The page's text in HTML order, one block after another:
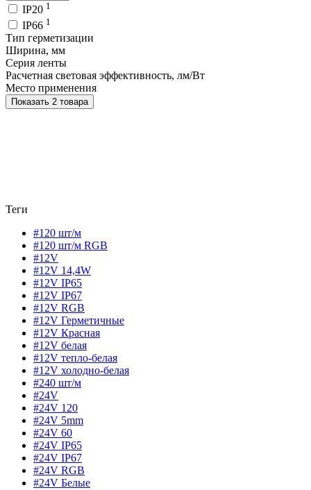
IP20 1
IP66 1
Тип герметизации
Ширина, мм
Серия ленты
Расчетная световая эффективность, лм/Вт
Место применения
Показать 2 товара
Теги
#120 шт/м
#120 шт/м RGB
#12V
#12V 14,4W
#12V IP65
#12V IP67
#12V RGB
#12V Герметичные
#12V Красная
#12V белая
#12V тепло-белая
#12V холодно-белая
#240 шт/м
#24V
#24V 120
#24V 5mm
#24V 60
#24V IP65
#24V IP67
#24V RGB
#24V Белые